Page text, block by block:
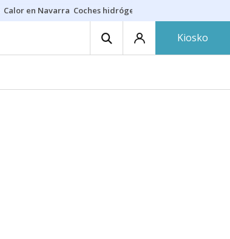
Calor en Navarra Coches hidrógeno
Kiosko